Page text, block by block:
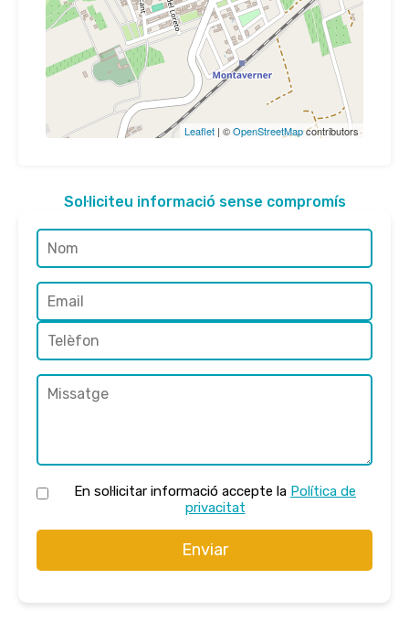
Leaflet | ©OpenStreetMapcontributors
Sol·liciteu informació sense compromís
En sol·licitar informació accepte la Política de
privacitat
Enviar